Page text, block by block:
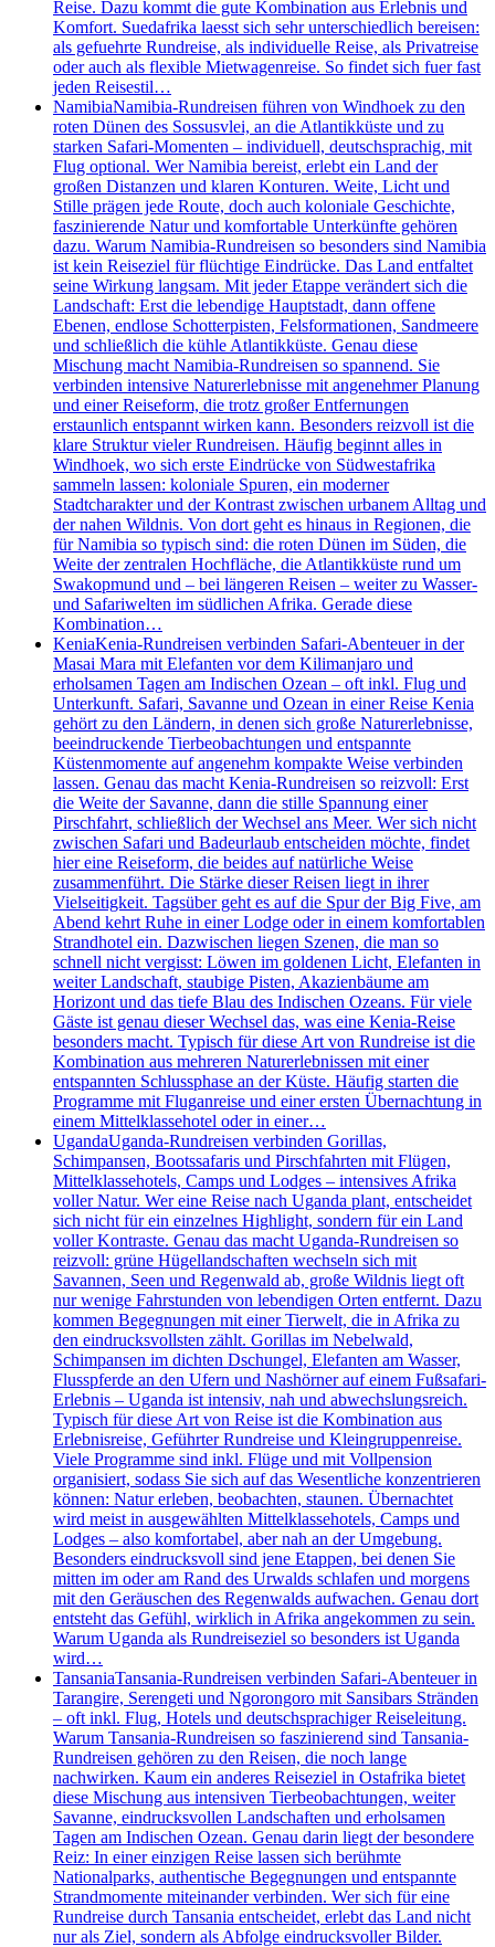
Reise. Dazu kommt die gute Kombination aus Erlebnis und
Komfort. Suedafrika laesst sich sehr unterschiedlich bereisen:
als gefuehrte Rundreise, als individuelle Reise, als Privatreise
oder auch als flexible Mietwagenreise. So findet sich fuer fast
jeden Reisestil…
NamibiaNamibia-Rundreisen führen von Windhoek zu den
roten Dünen des Sossusvlei, an die Atlantikküste und zu
starken Safari-Momenten – individuell, deutschsprachig, mit
Flug optional. Wer Namibia bereist, erlebt ein Land der
großen Distanzen und klaren Konturen. Weite, Licht und
Stille prägen jede Route, doch auch koloniale Geschichte,
faszinierende Natur und komfortable Unterkünfte gehören
dazu. Warum Namibia-Rundreisen so besonders sind Namibia
ist kein Reiseziel für flüchtige Eindrücke. Das Land entfaltet
seine Wirkung langsam. Mit jeder Etappe verändert sich die
Landschaft: Erst die lebendige Hauptstadt, dann offene
Ebenen, endlose Schotterpisten, Felsformationen, Sandmeere
und schließlich die kühle Atlantikküste. Genau diese
Mischung macht Namibia-Rundreisen so spannend. Sie
verbinden intensive Naturerlebnisse mit angenehmer Planung
und einer Reiseform, die trotz großer Entfernungen
erstaunlich entspannt wirken kann. Besonders reizvoll ist die
klare Struktur vieler Rundreisen. Häufig beginnt alles in
Windhoek, wo sich erste Eindrücke von Südwestafrika
sammeln lassen: koloniale Spuren, ein moderner
Stadtcharakter und der Kontrast zwischen urbanem Alltag und
der nahen Wildnis. Von dort geht es hinaus in Regionen, die
für Namibia so typisch sind: die roten Dünen im Süden, die
Weite der zentralen Hochfläche, die Atlantikküste rund um
Swakopmund und – bei längeren Reisen – weiter zu Wasser-
und Safariwelten im südlichen Afrika. Gerade diese
Kombination…
KeniaKenia-Rundreisen verbinden Safari-Abenteuer in der
Masai Mara mit Elefanten vor dem Kilimanjaro und
erholsamen Tagen am Indischen Ozean – oft inkl. Flug und
Unterkunft. Safari, Savanne und Ozean in einer Reise Kenia
gehört zu den Ländern, in denen sich große Naturerlebnisse,
beeindruckende Tierbeobachtungen und entspannte
Küstenmomente auf angenehm kompakte Weise verbinden
lassen. Genau das macht Kenia-Rundreisen so reizvoll: Erst
die Weite der Savanne, dann die stille Spannung einer
Pirschfahrt, schließlich der Wechsel ans Meer. Wer sich nicht
zwischen Safari und Badeurlaub entscheiden möchte, findet
hier eine Reiseform, die beides auf natürliche Weise
zusammenführt. Die Stärke dieser Reisen liegt in ihrer
Vielseitigkeit. Tagsüber geht es auf die Spur der Big Five, am
Abend kehrt Ruhe in einer Lodge oder in einem komfortablen
Strandhotel ein. Dazwischen liegen Szenen, die man so
schnell nicht vergisst: Löwen im goldenen Licht, Elefanten in
weiter Landschaft, staubige Pisten, Akazienbäume am
Horizont und das tiefe Blau des Indischen Ozeans. Für viele
Gäste ist genau dieser Wechsel das, was eine Kenia-Reise
besonders macht. Typisch für diese Art von Rundreise ist die
Kombination aus mehreren Naturerlebnissen mit einer
entspannten Schlussphase an der Küste. Häufig starten die
Programme mit Fluganreise und einer ersten Übernachtung in
einem Mittelklassehotel oder in einer…
UgandaUganda-Rundreisen verbinden Gorillas,
Schimpansen, Bootssafaris und Pirschfahrten mit Flügen,
Mittelklassehotels, Camps und Lodges – intensives Afrika
voller Natur. Wer eine Reise nach Uganda plant, entscheidet
sich nicht für ein einzelnes Highlight, sondern für ein Land
voller Kontraste. Genau das macht Uganda-Rundreisen so
reizvoll: grüne Hügellandschaften wechseln sich mit
Savannen, Seen und Regenwald ab, große Wildnis liegt oft
nur wenige Fahrstunden von lebendigen Orten entfernt. Dazu
kommen Begegnungen mit einer Tierwelt, die in Afrika zu
den eindrucksvollsten zählt. Gorillas im Nebelwald,
Schimpansen im dichten Dschungel, Elefanten am Wasser,
Flusspferde an den Ufern und Nashörner auf einem Fußsafari-
Erlebnis – Uganda ist intensiv, nah und abwechslungsreich.
Typisch für diese Art von Reise ist die Kombination aus
Erlebnisreise, Geführter Rundreise und Kleingruppenreise.
Viele Programme sind inkl. Flüge und mit Vollpension
organisiert, sodass Sie sich auf das Wesentliche konzentrieren
können: Natur erleben, beobachten, staunen. Übernachtet
wird meist in ausgewählten Mittelklassehotels, Camps und
Lodges – also komfortabel, aber nah an der Umgebung.
Besonders eindrucksvoll sind jene Etappen, bei denen Sie
mitten im oder am Rand des Urwalds schlafen und morgens
mit den Geräuschen des Regenwalds aufwachen. Genau dort
entsteht das Gefühl, wirklich in Afrika angekommen zu sein.
Warum Uganda als Rundreiseziel so besonders ist Uganda
wird…
TansaniaTansania-Rundreisen verbinden Safari-Abenteuer in
Tarangire, Serengeti und Ngorongoro mit Sansibars Stränden
– oft inkl. Flug, Hotels und deutschsprachiger Reiseleitung.
Warum Tansania-Rundreisen so faszinierend sind Tansania-
Rundreisen gehören zu den Reisen, die noch lange
nachwirken. Kaum ein anderes Reiseziel in Ostafrika bietet
diese Mischung aus intensiven Tierbeobachtungen, weiter
Savanne, eindrucksvollen Landschaften und erholsamen
Tagen am Indischen Ozean. Genau darin liegt der besondere
Reiz: In einer einzigen Reise lassen sich berühmte
Nationalparks, authentische Begegnungen und entspannte
Strandmomente miteinander verbinden. Wer sich für eine
Rundreise durch Tansania entscheidet, erlebt das Land nicht
nur als Ziel, sondern als Abfolge eindrucksvoller Bilder.